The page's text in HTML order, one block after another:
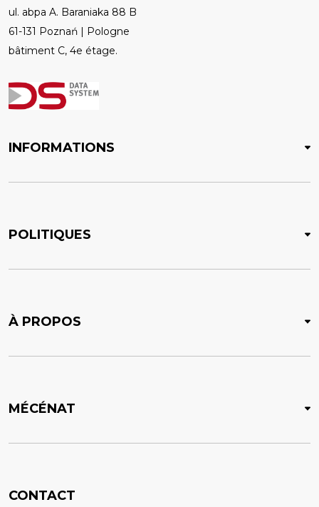
ul. abpa A. Baraniaka 88 B
61-131 Poznań | Pologne
bâtiment C, 4e étage.
INFORMATIONS
POLITIQUES
À PROPOS
MÉCÉNAT
CONTACT